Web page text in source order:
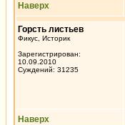
Наверх
Горсть листьев
Фикус, Историк
Зарегистрирован:
10.09.2010
Суждений: 31235
Наверх